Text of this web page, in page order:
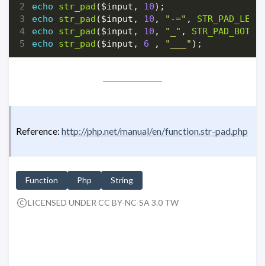
echo
str_pad ($input , 10);
echo
str_pad ($input , 10 , "-=" , STR_PAD_LEFT
echo
str_pad ($input , 10 , "_" , STR_PAD_BOTH
echo
str_pad ($input , 6 , "___" );
Reference: http://php.net/manual/en/function.str-pad.php
Function Php String
LICENSED UNDER CC BY-NC-SA 3.0 TW